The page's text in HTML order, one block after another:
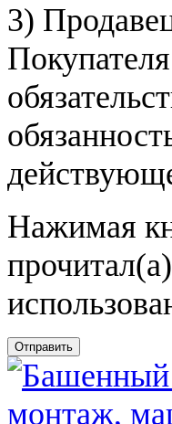
3)
Нажимая
Отправить